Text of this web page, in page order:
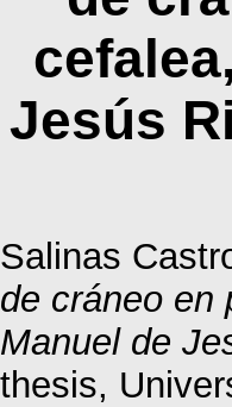
Jesús
Salinas
de cráneo en
Manuel de
thesis,